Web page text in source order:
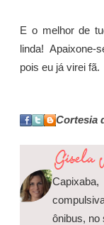
E o melhor de
linda!
pois eu já virei fã.
Cortesia
ônibus, no